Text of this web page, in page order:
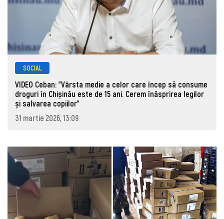
SOCIAL
VIDEO Ceban: "Vârsta medie a celor care încep să consume
droguri în Chișinău este de 15 ani. Cerem înăsprirea legilor
și salvarea copiilor"
31 martie 2026, 13:09